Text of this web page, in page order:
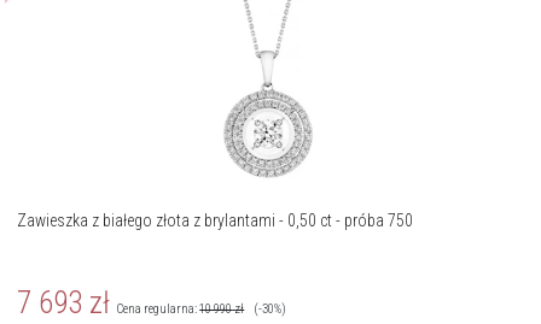
Zawieszka z białego złota z brylantami - 0,50 ct - próba 750
7 693 zł Cena regularna:10 990zł
(-30%)